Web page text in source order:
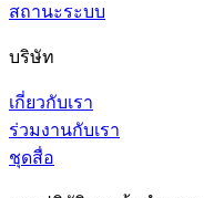
สถานะระบบ
บริษัท
เกี่ยวกับเรา
ร่วมงานกับเรา
ชุดสื่อ